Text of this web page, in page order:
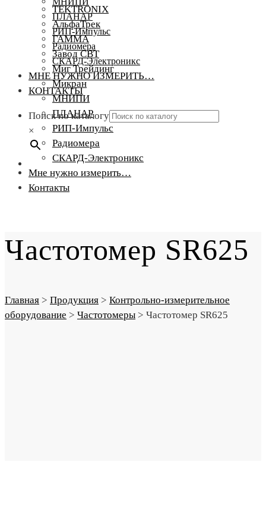
ПЛАНАР
РИП-Импульс
Радиомера
СКАРД-Электроникс
МНЕ НУЖНО ИЗМЕРИТЬ…
КОНТАКТЫ
Поиск по каталогу
×
TEKTRONIX
АльфаТрек
ГАММА
Завод СВТ
Миг Трейдинг
Микран
МНИПИ
ПЛАНАР
РИП-Импульс
Радиомера
СКАРД-Электроникс
Мне нужно измерить…
Контакты
Частотомер SR625
Главная > Продукция > Контрольно-измерительное
оборудование > Частотомеры > Частотомер SR625